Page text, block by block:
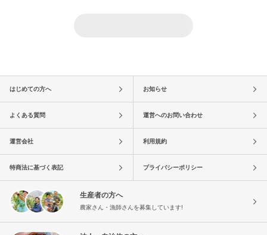
はじめての方へ お知らせ
よくある質問 運営へのお問い合わせ
運営会社 利用規約
特商法に基づく表記 プライバシーポリシー
生産者の方へ
農家さん・漁師さんを募集しています!